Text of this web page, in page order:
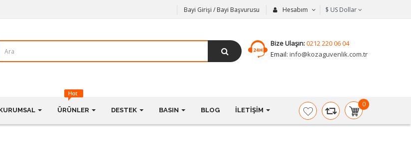
Bayi Girişi / Bayi Başvurusu Hesabım $ US Dollar
Bize Ulaşın:0212 220 06 04
Email: info@kozaguvenlik.com.tr
ÜRÜNLER DESTEK BASIN BLOG İLETIŞIM
0
item(s)
-